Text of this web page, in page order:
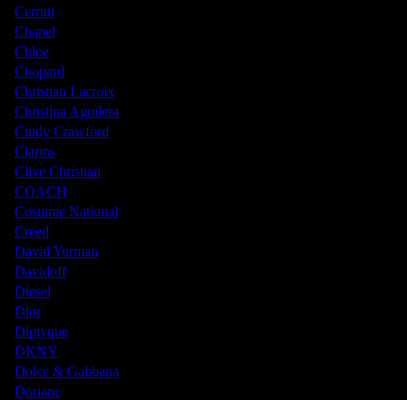
Cerruti
Chanel
Chloe
Chopard
Christian Lacroix
Christina Aguilera
Cindy Crawford
Clarins
Clive Christian
COACH
Costume National
Creed
David Yurman
Davidoff
Diesel
Dior
Diptyque
DKNY
Dolce & Gabbana
Doriane